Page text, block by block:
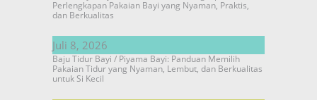
Perlengkapan Pakaian Bayi yang Nyaman, Praktis,
dan Berkualitas
Juli 8, 2026
Baju Tidur Bayi / Piyama Bayi: Panduan Memilih
Pakaian Tidur yang Nyaman, Lembut, dan Berkualitas
untuk Si Kecil